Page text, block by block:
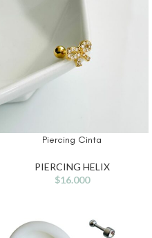
Piercing Cinta
PIERCING HELIX
$16.000